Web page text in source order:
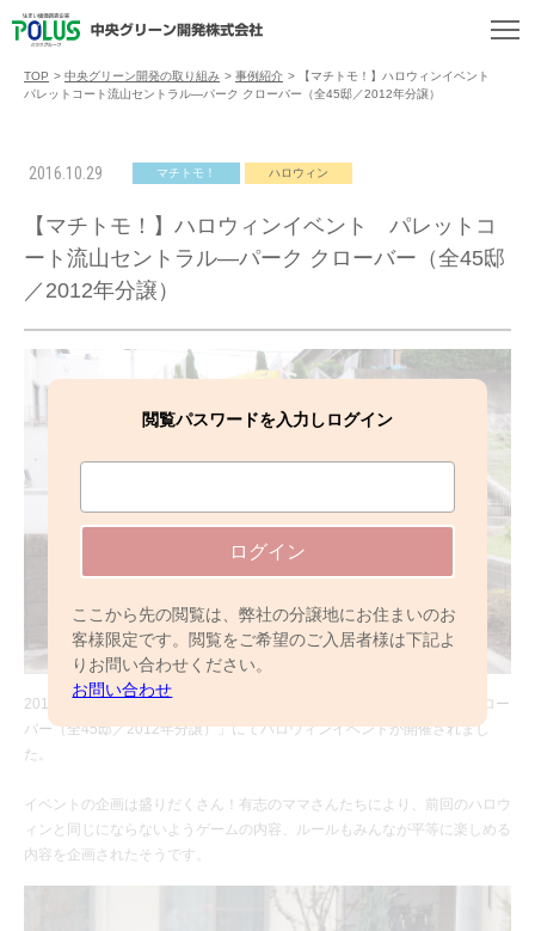
TOP > 中央グリーン開発の取り組み > 事例紹介 >
【マチトモ！】ハロウィンイベント
パレットコート流山セントラル―パーク クローバー（全45邸／2012年分譲）
2016.10.29 マチトモ！ ハロウィン
【マチトモ！】ハロウィンイベント パレットコ
ート流山セントラル―パーク クローバー（全45邸
／2012年分譲）
閲覧パスワードを入力しログイン
ログイン
ここから先の閲覧は、弊社の分譲地にお住まいのお
客様限定です。閲覧をご希望のご入居者様は下記よ
りお問い合わせください。
お問い合わせ
2016年10月29日（土）、「パレットコート流山セントラル―パーク クロー
バー（全45邸／2012年分譲）」にてハロウィンイベントが開催されまし
た。
イベントの企画は盛りだくさん！有志のママさんたちにより、前回のハロウ
ィンと同じにならないようゲームの内容、ルールもみんなが平等に楽しめる
内容を企画されたそうです。